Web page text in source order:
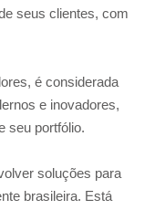
seus clientes, com
é considerada
e inovadores,
seu portfólio.
soluções para
brasileira. Está